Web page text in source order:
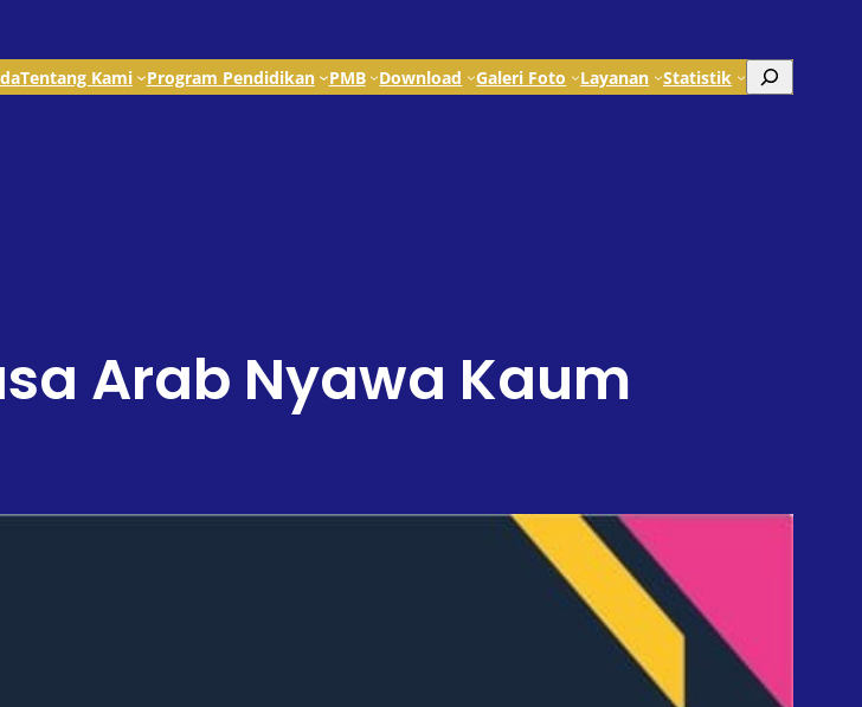
Tentang Kami Program Pendidikan PMB Download Galeri Foto Layanan Statistik Search
Arab Nyawa Kaum